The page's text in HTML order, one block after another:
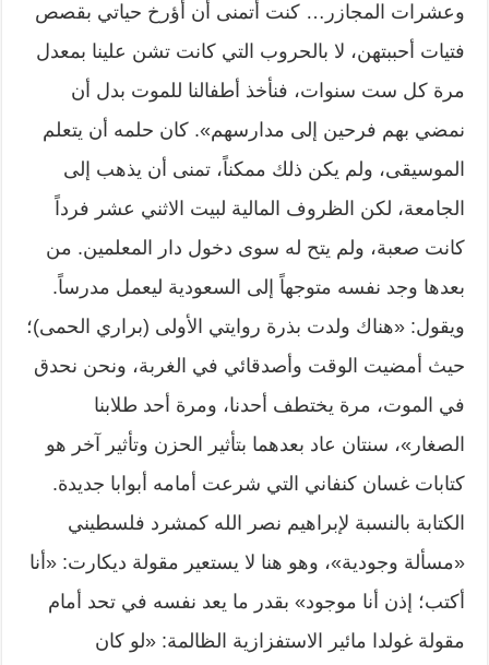
وعشرات المجازر… كنت أتمنى أن أؤرخ حياتي بقصص
فتيات أحببتهن، لا بالحروب التي كانت تشن علينا بمعدل
مرة كل ست سنوات، فنأخذ أطفالنا للموت بدل أن
نمضي بهم فرحين إلى مدارسهم». كان حلمه أن يتعلم
الموسيقى، ولم يكن ذلك ممكناً، تمنى أن يذهب إلى
الجامعة، لكن الظروف المالية لبيت الاثني عشر فرداً
كانت صعبة، ولم يتح له سوى دخول دار المعلمين. من
بعدها وجد نفسه متوجهاً إلى السعودية ليعمل مدرساً.
ويقول: «هناك ولدت بذرة روايتي الأولى (براري الحمى)؛
حيث أمضيت الوقت وأصدقائي في الغربة، ونحن نحدق
في الموت، مرة يختطف أحدنا، ومرة أحد طلابنا
الصغار»، سنتان عاد بعدهما بتأثير الحزن وتأثير آخر هو
كتابات غسان كنفاني التي شرعت أمامه أبوابا جديدة.
الكتابة بالنسبة لإبراهيم نصر الله كمشرد فلسطيني
«مسألة وجودية»، وهو هنا لا يستعير مقولة ديكارت: «أنا
أكتب؛ إذن أنا موجود» بقدر ما يعد نفسه في تحد أمام
مقولة غولدا مائير الاستفزازية الظالمة: «لو كان